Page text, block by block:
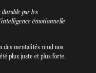
par les
émotionnelle
des mentalités rend nos
plus juste et plus forte.